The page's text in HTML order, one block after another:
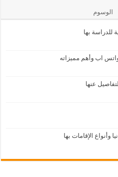
الوسوم
للدراسة بها
اب وأهم مميزاته
الإقامات بها